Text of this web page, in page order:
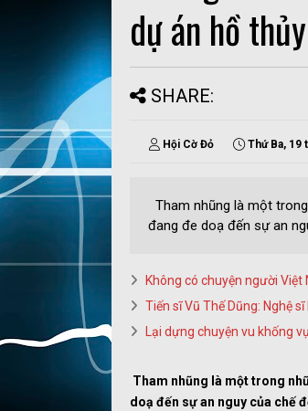
dự án hồ
SHARE:
Hội Cờ Đỏ Thứ Ba, 19
Tham nhũng là một
đang đe doạ đến sự an
Không có chuyện người
Tiến sĩ Vũ Thế Dũng: Nghệ
Lại dựng chuyện vu khống
Tham nhũng là một trong
doạ đến sự an nguy của chế